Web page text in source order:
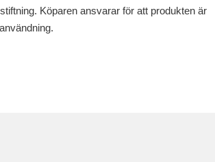
Köparen ansvarar för att produkten är